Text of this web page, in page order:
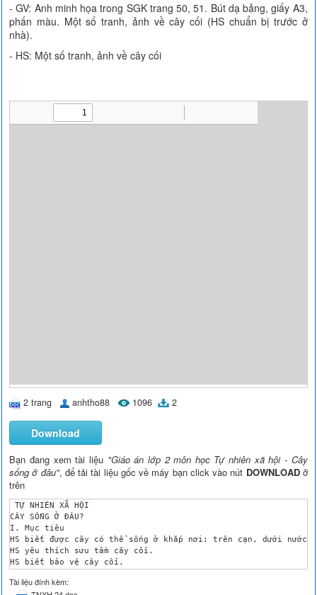
- GV: Anh minh họa trong SGK trang 50, 51. Bút dạ bảng, giấy A3,
phấn màu. Một số tranh, ảnh về cây cối (HS chuẩn bị trước ở
nhà).
- HS: Một số tranh, ảnh về cây cối
2 trang anhtho88 1096 2
Download
Bạn đang xem tài liệu "Giáo án lớp 2 môn học Tự nhiên xã hội - Cây
sống ở đâu", để tải tài liệu gốc về máy bạn click vào nút DOWNLOADở
trên
TỰ NHIÊN XÃ HỘI
CÂY SỐNG Ở ĐÂU?
I. Mục tiêu
HS biết được cây có thể sống ở khắp nơi: trên cạn, dưới nước
HS yêu thích sưu tầm cây cối.
HS biết bảo vệ cây cối.
II. Chuẩn bị
GV: Aûnh minh họa trong SGK trang 50, 51. Bút dạ bảng,
Tài liệu đính kèm: